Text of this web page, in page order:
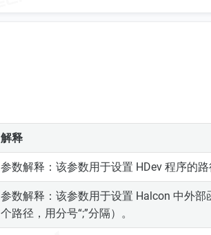
解释
参数解释：该参数用于设置 HDev 程序的
参数解释：该参数用于设置 Halcon 中外
个路径，用分号“;”分隔）。